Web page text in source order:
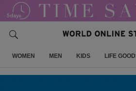
WOMEN MEN KIDS LIFE